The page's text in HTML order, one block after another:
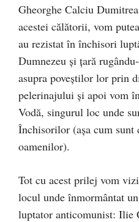
Gheorghe Calciu
acestei călătorii, vom
au rezistat în închisori
Dumnezeu și țară
asupra poveștilor lor prin
pelerinajului și apoi vom
Vodă, singurul loc unde
Închisorilor (așa cum sunt
oamenilor).
Tot cu acest prilej vom
locul unde înmormântat
luptator anticomunist: Ilie